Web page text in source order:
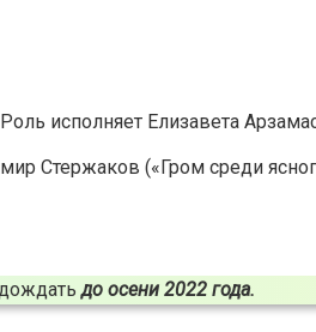
исполняет Елизавета
Стержаков («Гром среди
до осени 2022 года.